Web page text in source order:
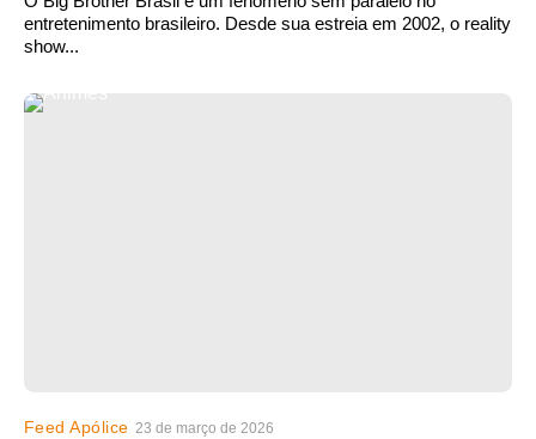
entretenimento brasileiro. Desde sua estreia em 2002, o reality
show...
Feed Apólice 23 de março de 2026